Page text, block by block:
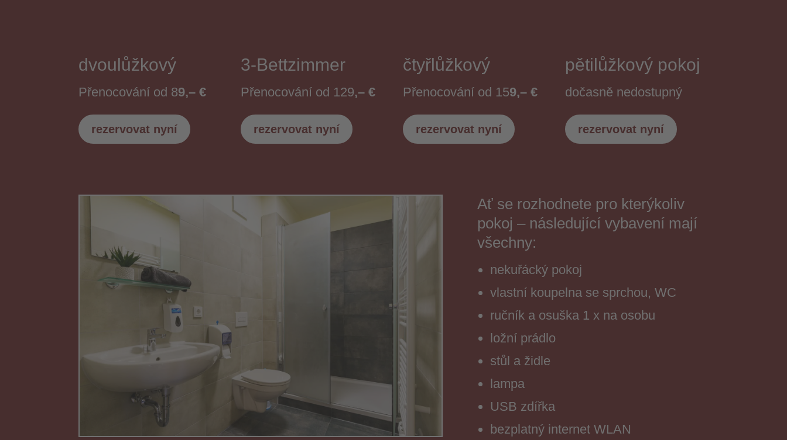
dvoulůžkový
Přenocování od 89,– €
rezervovat nyní
3-Bettzimmer
Přenocování od 129,– €
rezervovat nyní
čtyřlůžkový
Přenocování od 159,– €
rezervovat nyní
pětilůžkový pokoj
dočasně nedostupný
rezervovat nyní
Ať se rozhodnete pro kterýkoliv
pokoj – následující vybavení mají
všechny:
nekuřácký pokoj
vlastní koupelna se sprchou, WC
ručník a osuška 1 x na osobu
ložní prádlo
stůl a židle
lampa
USB zdířka
bezplatný internet WLAN